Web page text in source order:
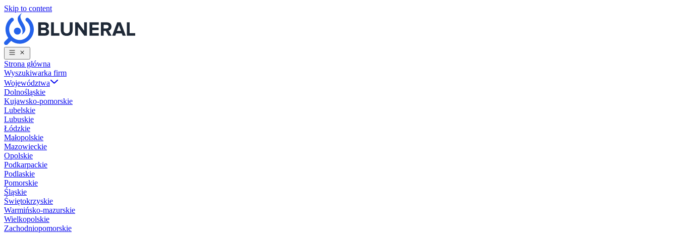
Skip to content
Strona główna
Wyszukiwarka firm
Województwa
Dolnośląskie
Kujawsko-pomorskie
Lubelskie
Lubuskie
Łódzkie
Małopolskie
Mazowieckie
Opolskie
Podkarpackie
Podlaskie
Pomorskie
Śląskie
Świętokrzyskie
Warmińsko-mazurskie
Wielkopolskie
Zachodniopomorskie